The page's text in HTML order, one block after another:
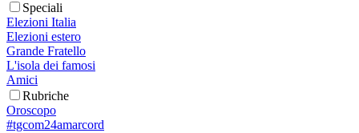
Speciali
Elezioni Italia
Elezioni estero
Grande Fratello
L'isola dei famosi
Amici
Rubriche
Oroscopo
#tgcom24amarcord